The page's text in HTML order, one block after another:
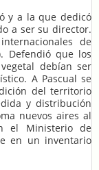
y a la que dedicó
a ser su director.
de
Defendió que los
debían ser
A Pascual se
del territorio
y distribución
nuevos aires al
el Ministerio de
en un inventario